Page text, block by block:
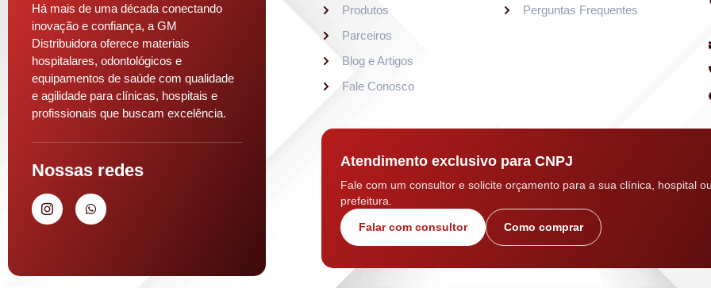
Há mais de uma década conectando
inovação e confiança, a GM
Distribuidora oferece materiais
hospitalares, odontológicos e
equipamentos de saúde com qualidade
e agilidade para clínicas, hospitais e
profissionais que buscam excelência.
Nossas redes
Produtos
Parceiros
Blog e Artigos
Fale Conosco
Perguntas Frequentes
Atendimento exclusivo para CNPJ
Fale com um consultor e solicite orçamento para a sua clínica, hospital ou
prefeitura.
Falar com consultor Como comprar